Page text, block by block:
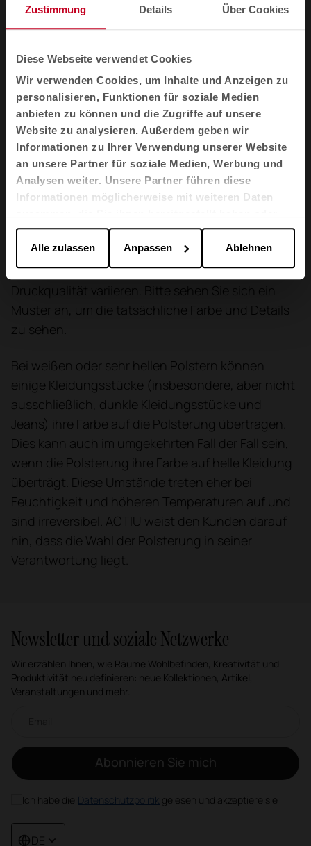
Zustimmung Details Über Cookies
Diese Webseite verwendet Cookies
Wir verwenden Cookies, um Inhalte und Anzeigen zu
personalisieren, Funktionen für soziale Medien
anbieten zu können und die Zugriffe auf unsere
Website zu analysieren. Außerdem geben wir
Informationen zu Ihrer Verwendung unserer Website
an unsere Partner für soziale Medien, Werbung und
Analysen weiter. Unsere Partner führen diese
Informationen möglicherweise mit weiteren Daten
die sie im Rahmen Ihrer Nutzung der Dienste
gesammelt haben.
Alle zulassen Anpassen Ablehnen
einer für die Reinigung von Polstermöbeln geeigneten
Seife verwenden. Bei Fragen zu diesen oder anderen
Gleichheit der Farben
Von einer Färbung zur anderen können Abweichungen
auftreten (3 %).
Umwelt
OEKO-TEX® STANDARD 100
EU-Umweltzeichen
Die abgebildeten Materialien dienen nur als
Referenz und können je nach Bildschirm und
Druckqualität variieren. Bitte sehen Sie sich ein
Muster an, um die tatsächliche Farbe und Details
zu sehen.
Bei weißen oder sehr hellen Polstern können
einige Kleidungsstücke (insbesondere, aber nicht
ausschließlich, dunkle Kleidungsstücke und
Jeans) ihre Farbe auf die Polsterung übertragen.
Dies kann auch im umgekehrten Fall der Fall sein,
wenn die Polsterung ihre Farbe auf helle Kleidung
überträgt. Diese Umstände treten eher bei
Feuchtigkeit und höheren Temperaturen auf und
sind irreversibel. ACTIU weist den Kunden darauf
hin, dass die Wahl der Polsterung in seiner
Verantwortung liegt.
Newsletter und soziale Netzwerke
Wir erzählen Ihnen, wie Räume Wohlbefinden, Kreativität und
Produktivität neu definieren: neue Kollektionen, Artikel,
Veranstaltungen und mehr.
Abonnieren Sie mich
Ich habe die Datenschutzpolitik gelesen und akzeptiere sie
DE